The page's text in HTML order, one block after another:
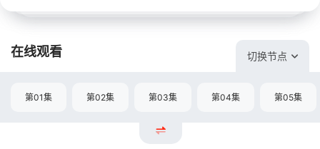
在线观看 切换节点
第01集 第02集 第03集 第04集 第05集